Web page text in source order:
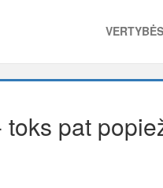
VERTYBĖS
pat